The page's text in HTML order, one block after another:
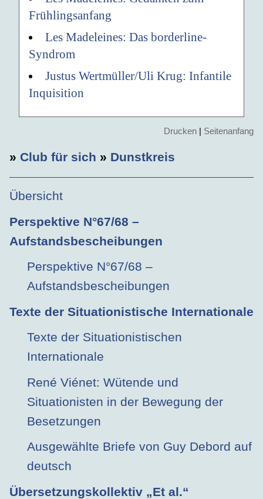
Frühlingsanfang
Les Madeleines: Das borderline-
Syndrom
Justus Wertmüller/Uli Krug: Infantile
Inquisition
Drucken | Seitenanfang
» Club für sich » Dunstkreis
Übersicht
Perspektive N°67/68 –
Aufstandsbescheibungen
Perspektive N°67/68 –
Aufstandsbescheibungen
Texte der Situationistische Internationale
Texte der Situationistischen
Internationale
René Viénet: Wütende und
Situationisten in der Bewegung der
Besetzungen
Ausgewählte Briefe von Guy Debord auf
deutsch
Übersetzungskollektiv „Et al.“